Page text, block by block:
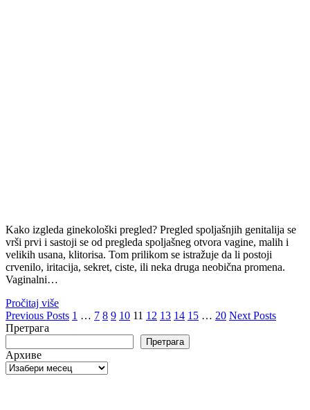
Kako izgleda ginekološki pregled? Pregled spoljašnjih genitalija se
vrši prvi i sastoji se od pregleda spoljašneg otvora vagine, malih i
velikih usana, klitorisa. Tom prilikom se istražuje da li postoji
crvenilo, iritacija, sekret, ciste, ili neka druga neobična promena.
Vaginalni…
Pročitaj više
Пагинација
чланака
Previous Posts 1 … 7 8 9 10 11 12 13 14 15 … 20 Next Posts
Претрага
Претрага
Архиве